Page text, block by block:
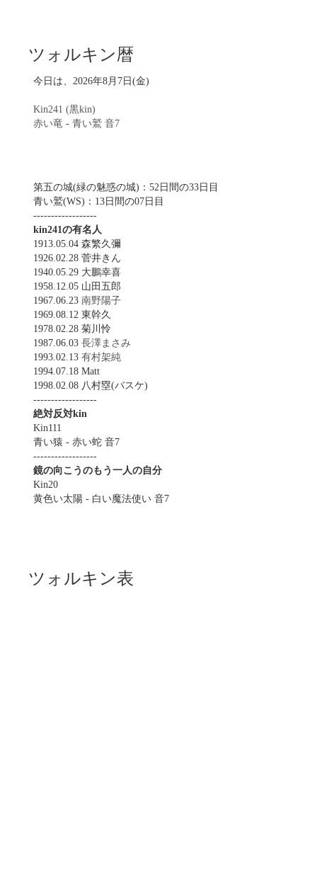
ツォルキン暦
今日は、2026年8月7日(金)
Kin241 (黒kin)
赤い竜 - 青い鷲 音7
第五の城(緑の魅惑の城)：52日間の33日目
青い鷲(WS)：13日間の07日目
------------------
kin241の有名人
1913.05.04 森繁久彌
1926.02.28 菅井きん
1940.05.29 大鵬幸喜
1958.12.05 山田五郎
1967.06.23 南野陽子
1969.08.12 東幹久
1978.02.28 菊川怜
1987.06.03 長澤まさみ
1993.02.13 有村架純
1994.07.18 Matt
1998.02.08 八村塁(バスケ)
------------------
絶対反対kin
Kin111
青い猿 - 赤い蛇 音7
------------------
鏡の向こうのもう一人の自分
Kin20
黄色い太陽 - 白い魔法使い 音7
ツォルキン表